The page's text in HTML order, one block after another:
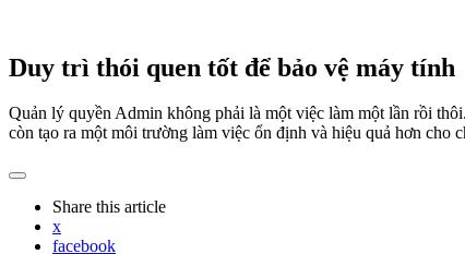
Duy trì thói quen tốt để bảo vệ máy tính
Quản lý quyền Admin không phải là một việc làm một lần rồi
còn tạo ra một môi trường làm việc ổn định và hiệu quả hơn cho
Share this article
x
facebook